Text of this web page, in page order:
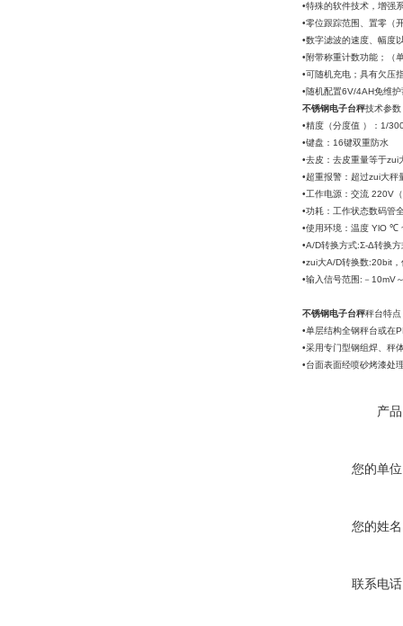
•特殊的软件技术，增强
•零位跟踪范围、置零（
•数字滤波的速度、幅度
•附带称重计数功能；（
•可随机充电；具有欠压
•随机配置6V/4AH免维
不锈钢电子台秤技术参数
•精度（分度值 ）：
•键盘：16键双重防
•去皮：去皮重量等
•超重报警：超过zui大
•工作电源：交流
•功耗：工作状态数码
•使用环境：温度
•A/D转换方式:Σ-Δ转换
•zui大A/D转换数:20bit
•输入信号范围:－10mV
不锈钢电子台秤秤台特点
•单层结构全钢秤台或在
•采用专门型钢组焊、秤
•台面表面经喷砂烤漆处
产
您的单
您的姓
联系电